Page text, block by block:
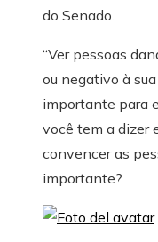
do Senado.
“Ver pessoas
ou negativo à
importante para
você tem a dizer
convencer as
importante?